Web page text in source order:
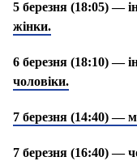
5 березня (18:05) —
жінки.
6 березня (18:10) —
чоловіки.
7 березня (14:40) —
7 березня (16:40) —